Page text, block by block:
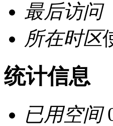
最后访问
所在时区
统计信息
已用空间